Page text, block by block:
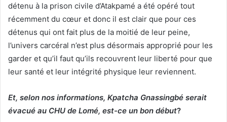
détenu à la prison civile d’Atakpamé a été opéré tout
récemment du cœur et donc il est clair que pour ces
détenus qui ont fait plus de la moitié de leur peine,
l’univers carcéral n’est plus désormais approprié pour les
garder et qu’il faut qu’ils recouvrent leur liberté pour que
leur santé et leur intégrité physique leur reviennent.
Et, selon nos informations, Kpatcha Gnassingbé serait
évacué au CHU de Lomé, est-ce un bon début?